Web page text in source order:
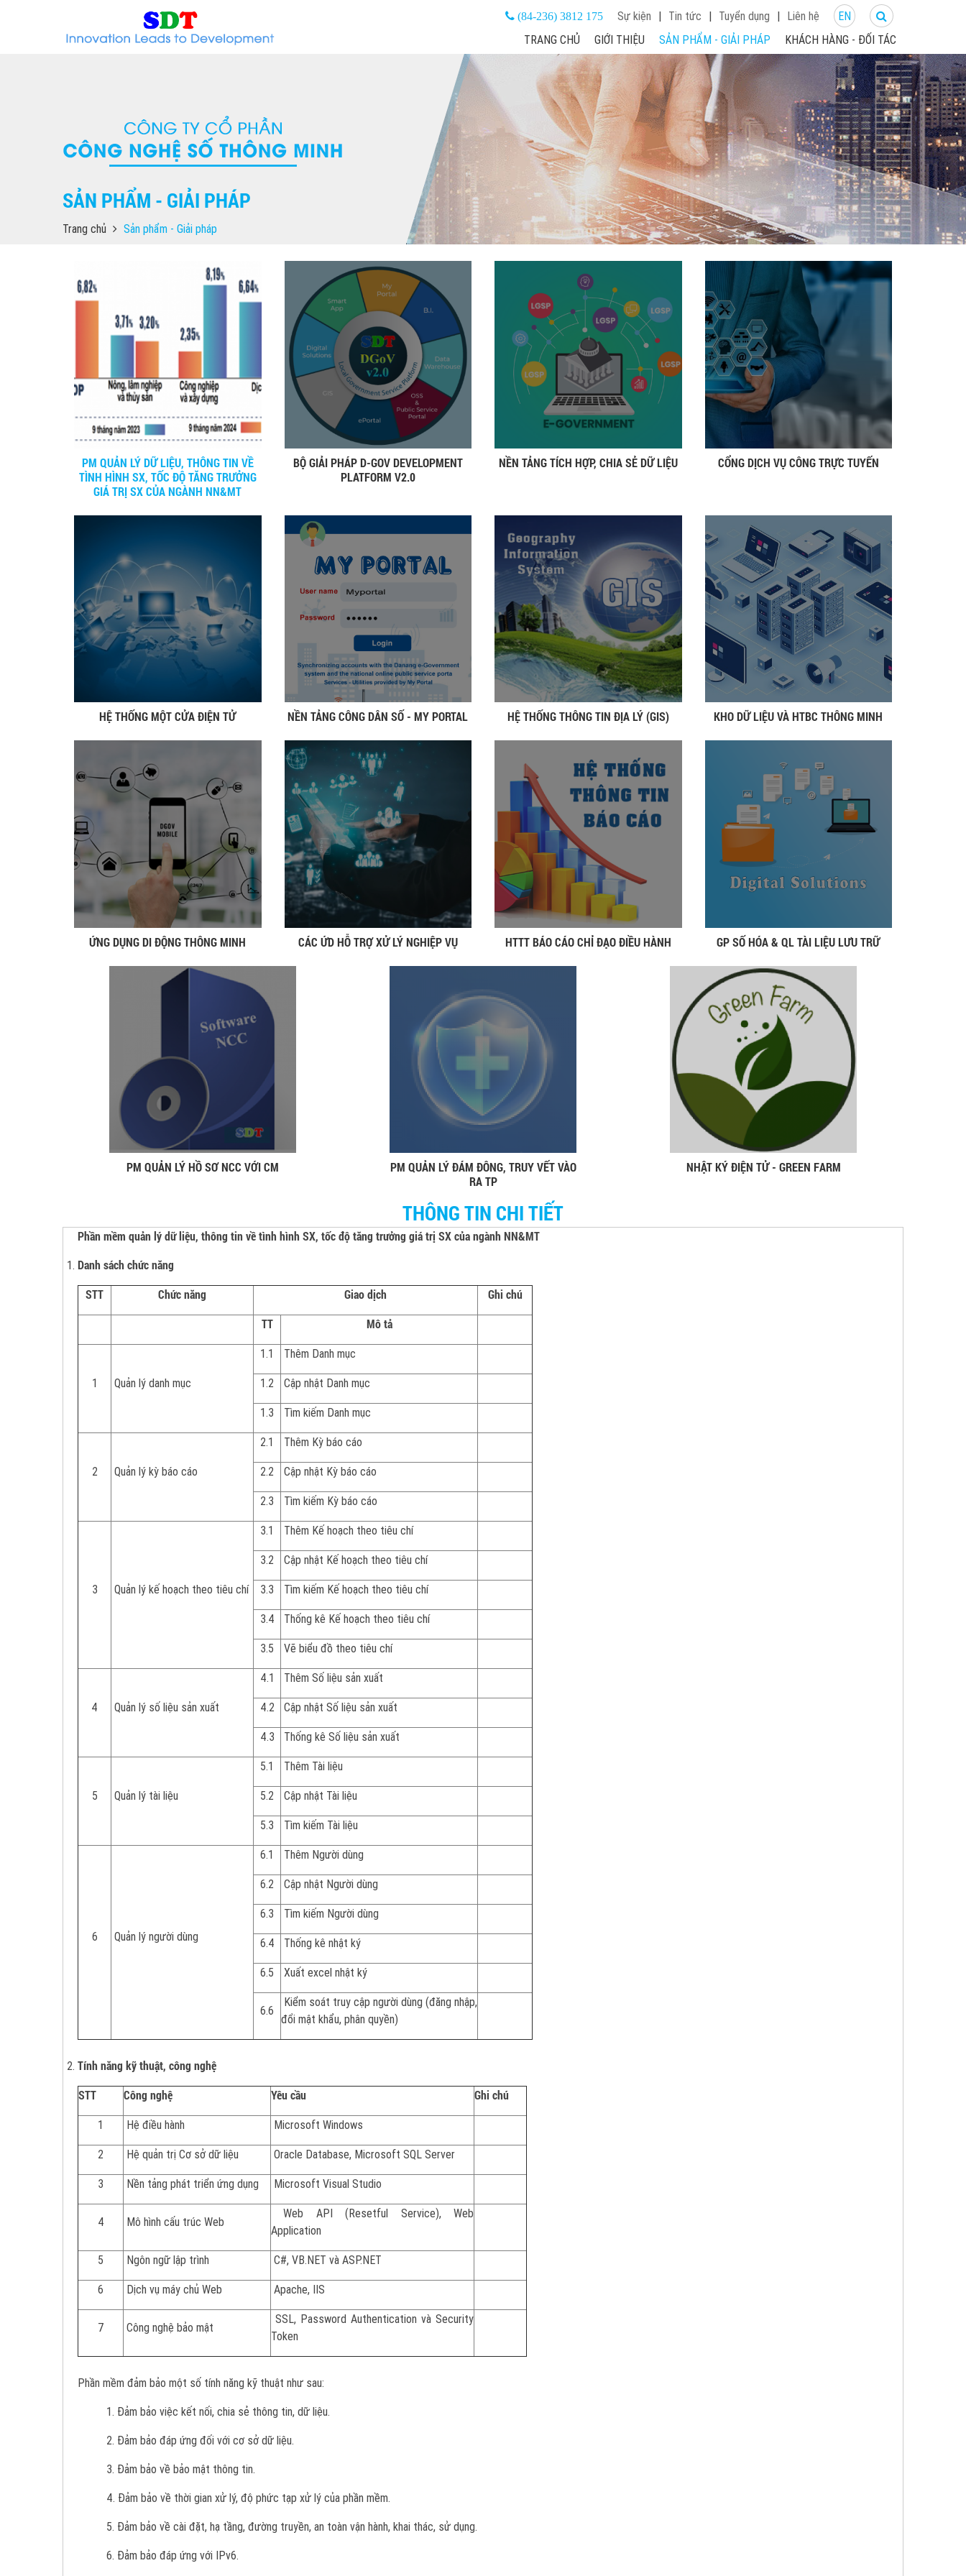
(84-236) 3812 175 Sự kiện | Tin tức | Tuyển dụng | Liên hệ
EN
TRANG CHỦ
GIỚI THIỆU SẢN PHẨM - GIẢI PHÁP KHÁCH HÀNG - ĐỐI TÁC
SẢN PHẨM - GIẢI PHÁP
Trang chủ Sản phẩm - Giải pháp
PM QUẢN LÝ DỮ LIỆU, THÔNG TIN VỀ
TÌNH HÌNH SX, TỐC ĐỘ TĂNG TRƯỞNG
GIÁ TRỊ SX CỦA NGÀNH NN&MT
BỘ GIẢI PHÁP D-GOV DEVELOPMENT
PLATFORM V2.0
NỀN TẢNG TÍCH HỢP, CHIA SẺ DỮ LIỆU CỔNG DỊCH VỤ CÔNG TRỰC TUYẾN
HỆ THỐNG MỘT CỬA ĐIỆN TỬ NỀN TẢNG CÔNG DÂN SỐ - MY PORTAL HỆ THỐNG THÔNG TIN ĐỊA LÝ (GIS) KHO DỮ LIỆU VÀ HTBC THÔNG MINH
ỨNG DỤNG DI ĐỘNG THÔNG MINH CÁC ỨD HỖ TRỢ XỬ LÝ NGHIỆP VỤ HTTT BÁO CÁO CHỈ ĐẠO ĐIỀU HÀNH GP SỐ HÓA & QL TÀI LIỆU LƯU TRỮ
PM QUẢN LÝ HỒ SƠ NCC VỚI CM
PM QUẢN LÝ ĐÁM ĐÔNG, TRUY VẾT VÀO
RA TP
NHẬT KÝ ĐIỆN TỬ - GREEN FARM
THÔNG TIN CHI TIẾT
Phần mềm quản lý dữ liệu, thông tin về tình hình SX, tốc độ tăng trưởng giá trị SX của ngành NN&MT
Danh sách chức năng
STT
Chức năng Giao dịch
Ghi chú
TT
Mô tả
1 Quản lý danh mục
1.1 Thêm Danh mục
1.2 Cập nhật Danh mục
1.3 Tìm kiếm Danh mục
2 Quản lý kỳ báo cáo
2.1 Thêm Kỳ báo cáo
2.2 Cập nhật Kỳ báo cáo
2.3 Tìm kiếm Kỳ báo cáo
3 Quản lý kế hoạch theo tiêu chí
3.1 Thêm Kế hoạch theo tiêu chí
3.2 Cập nhật Kế hoạch theo tiêu chí
3.3 Tìm kiếm Kế hoạch theo tiêu chí
3.4 Thống kê Kế hoạch theo tiêu chí
3.5 Vẽ biểu đồ theo tiêu chí
4 Quản lý số liệu sản xuất
4.1 Thêm Số liệu sản xuất
4.2 Cập nhật Số liệu sản xuất
4.3 Thống kê Số liệu sản xuất
5 Quản lý tài liệu
5.1 Thêm Tài liệu
5.2 Cập nhật Tài liệu
5.3 Tìm kiếm Tài liệu
6 Quản lý người dùng
6.1 Thêm Người dùng
6.2 Cập nhật Người dùng
6.3 Tìm kiếm Người dùng
6.4 Thống kê nhật ký
6.5 Xuất excel nhật ký
6.6
Kiểm soát truy cập người dùng (đăng nhập,
đổi mật khẩu, phân quyền)
Tính năng kỹ thuật, công nghệ
STT
Công nghệ Yêu cầu Ghi chú
1 Hệ điều hành Microsoft Windows
2 Hệ quản trị Cơ sở dữ liệu Oracle Database, Microsoft SQL Server
3 Nền tảng phát triển ứng dụng Microsoft Visual Studio
4 Mô hình cấu trúc Web
Web API (Resetful Service), Web
Application
5 Ngôn ngữ lập trình C#, VB.NET và ASP.NET
6 Dịch vụ máy chủ Web Apache, IIS
7 Công nghệ bảo mật
SSL, Password Authentication và Security
Token
Phần mềm đảm bảo một số tính năng kỹ thuật như sau:
1. Đảm bảo việc kết nối, chia sẻ thông tin, dữ liệu.
2. Đảm bảo đáp ứng đối với cơ sở dữ liệu.
3. Đảm bảo về bảo mật thông tin.
4. Đảm bảo về thời gian xử lý, độ phức tạp xử lý của phần mềm.
5. Đảm bảo về cài đặt, hạ tầng, đường truyền, an toàn vận hành, khai thác, sử dụng.
6. Đảm bảo đáp ứng với IPv6.